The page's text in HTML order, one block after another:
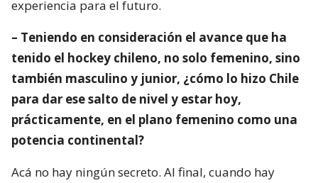
experiencia para el futuro.
– Teniendo en consideración el avance que ha
tenido el hockey chileno, no solo femenino, sino
también masculino y junior, ¿cómo lo hizo Chile
para dar ese salto de nivel y estar hoy,
prácticamente, en el plano femenino como una
potencia continental?
Acá no hay ningún secreto. Al final, cuando hay